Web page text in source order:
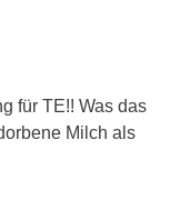
für TE!! Was das
Milch als